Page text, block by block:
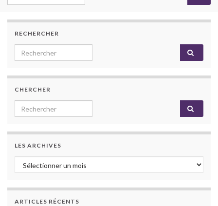
RECHERCHER
Search for:
CHERCHER
Search for:
LES ARCHIVES
Les archives
ARTICLES RÉCENTS